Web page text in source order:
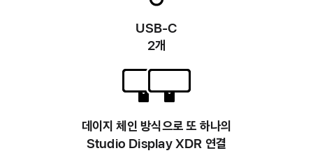
USB-C
2개
데이지 체인 방식으로 또 하나의
Studio Display XDR 연결